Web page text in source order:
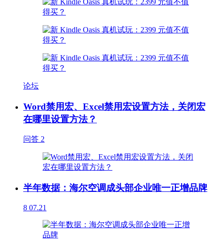
论坛
Word禁用宏、Excel禁用宏设置方法，关闭宏
在哪里设置方法？
问答 2
半年数据：海尔空调成头部企业唯一正增品牌
8 07.21